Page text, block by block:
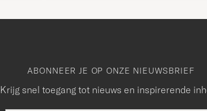
ABONNEER JE OP ONZE NIEUWSBRIEF
Krijg snel toegang tot nieuws en inspirerende